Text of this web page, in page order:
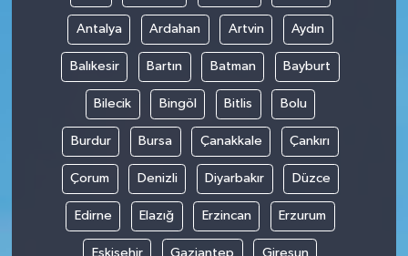
Antalya Ardahan Artvin Aydın
Balıkesir Bartın Batman Bayburt
Bilecik Bingöl Bitlis Bolu
Burdur Bursa Çanakkale Çankırı
Çorum Denizli Diyarbakır Düzce
Edirne Elazığ Erzincan Erzurum
Eskişehir Gaziantep Giresun